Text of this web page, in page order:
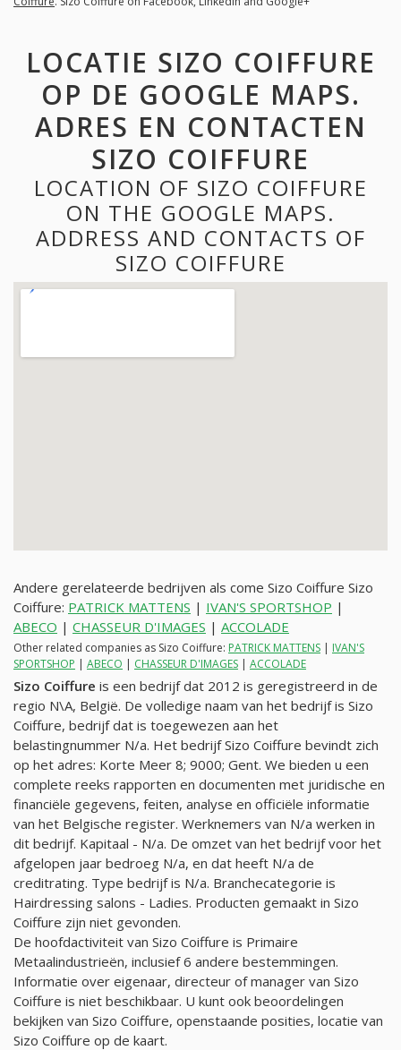
LOCATIE SIZO COIFFURE
OP DE GOOGLE MAPS.
ADRES EN CONTACTEN
SIZO COIFFURE
LOCATION OF SIZO COIFFURE
ON THE GOOGLE MAPS.
ADDRESS AND CONTACTS OF
SIZO COIFFURE
Andere gerelateerde bedrijven als come Sizo Coiffure Sizo
Coiffure: PATRICK MATTENS | IVAN'S SPORTSHOP |
ABECO | CHASSEUR D'IMAGES | ACCOLADE
Other related companies as Sizo Coiffure: PATRICK MATTENS | IVAN'S
SPORTSHOP | ABECO | CHASSEUR D'IMAGES | ACCOLADE
Sizo Coiffure is een bedrijf dat 2012 is geregistreerd in de
regio N\A, België. De volledige naam van het bedrijf is Sizo
Coiffure, bedrijf dat is toegewezen aan het
belastingnummer N/a. Het bedrijf Sizo Coiffure bevindt zich
op het adres: Korte Meer 8; 9000; Gent. We bieden u een
complete reeks rapporten en documenten met juridische en
financiële gegevens, feiten, analyse en officiële informatie
van het Belgische register. Werknemers van N/a werken in
dit bedrijf. Kapitaal - N/a. De omzet van het bedrijf voor het
afgelopen jaar bedroeg N/a, en dat heeft N/a de
creditrating. Type bedrijf is N/a. Branchecategorie is
Hairdressing salons - Ladies. Producten gemaakt in Sizo
Coiffure zijn niet gevonden.
De hoofdactiviteit van Sizo Coiffure is Primaire
Metaalindustrieën, inclusief 6 andere bestemmingen.
Informatie over eigenaar, directeur of manager van Sizo
Coiffure is niet beschikbaar. U kunt ook beoordelingen
bekijken van Sizo Coiffure, openstaande posities, locatie van
Sizo Coiffure op de kaart.